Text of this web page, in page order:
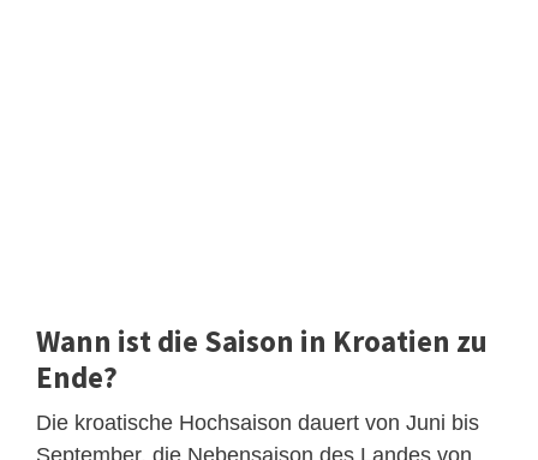
Wann ist die Saison in Kroatien zu
Ende?
Die kroatische Hochsaison dauert von Juni bis